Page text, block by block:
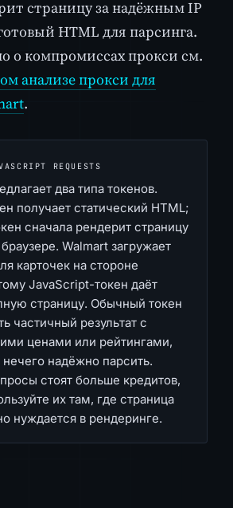
страницу за надёжным IP
HTML для парсинга.
о компромиссах прокси см.
анализе прокси для
.
REQUESTS
два типа токенов.
получает статический HTML;
сначала рендерит страницу
Walmart загружает
карточек на стороне
JavaScript-токен даёт
страницу. Обычный токен
частичный результат с
ценами или рейтингами,
нечего надёжно парсить.
стоят больше кредитов,
их там, где страница
нуждается в рендеринге.